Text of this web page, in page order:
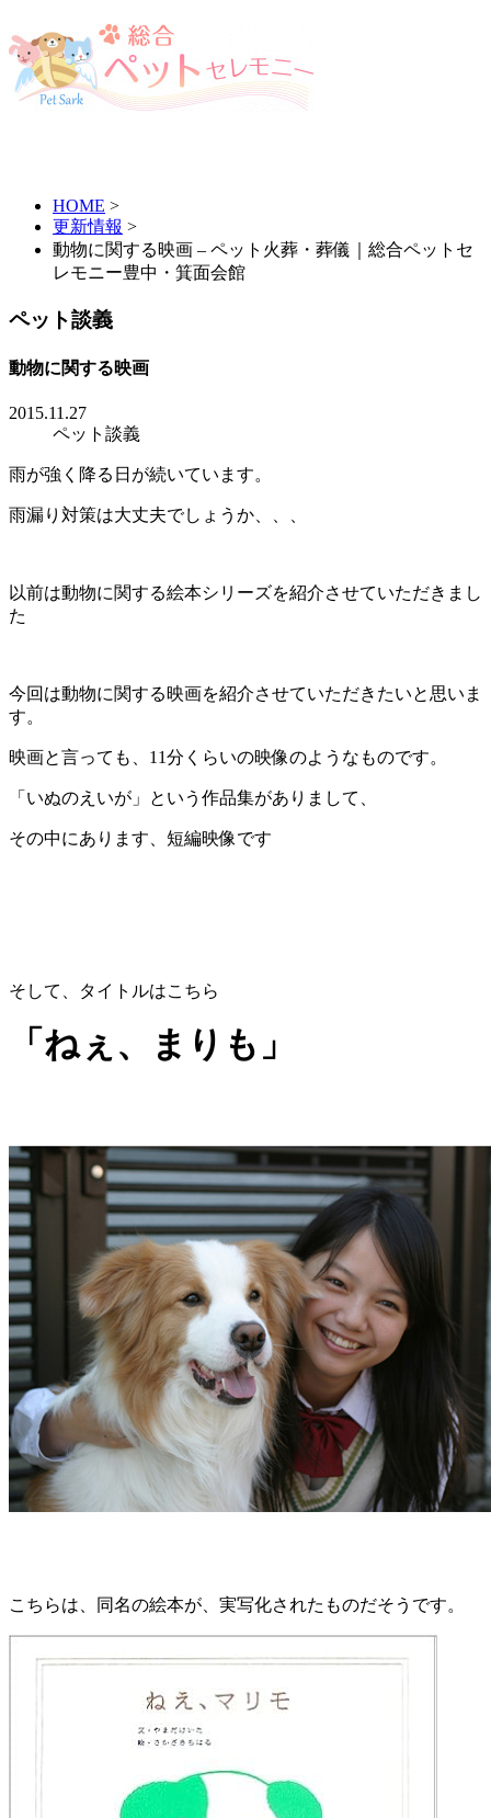
HOME >
更新情報 >
動物に関する映画 – ペット火葬・葬儀｜総合ペットセ
レモニー豊中・箕面会館
ペット談義
動物に関する映画
2015.11.27
ペット談義
雨が強く降る日が続いています。
雨漏り対策は大丈夫でしょうか、、、
以前は動物に関する絵本シリーズを紹介させていただきまし
た
今回は動物に関する映画を紹介させていただきたいと思いま
す。
映画と言っても、11分くらいの映像のようなものです。
「いぬのえいが」という作品集がありまして、
その中にあります、短編映像です
そして、タイトルはこちら
「ねぇ、まりも」
こちらは、同名の絵本が、実写化されたものだそうです。